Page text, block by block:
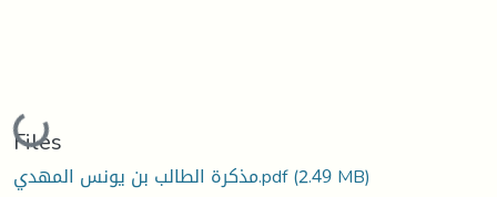
Loading...
Files
مذكرة الطالب بن يونس المهدي.pdf(2.49 MB)